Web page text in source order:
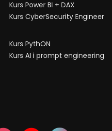
Kurs Power BI + DAX
Kurs CyberSecurity Engineer
Kurs PythON
Kurs AI i prompt engineering